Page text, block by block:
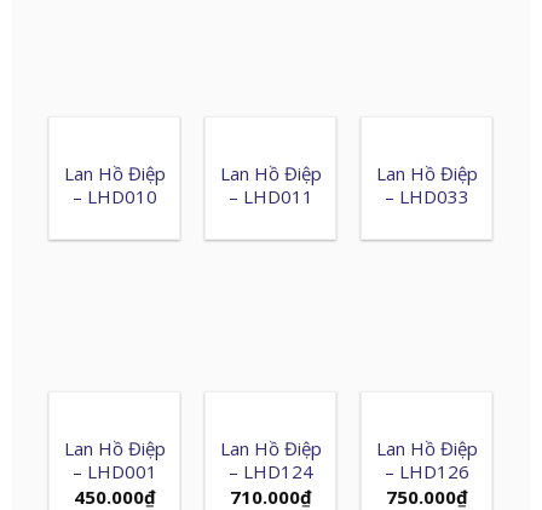
Lan Hồ Điệp
– LHD010
Lan Hồ Điệp
– LHD011
Lan Hồ Điệp
– LHD033
Lan Hồ Điệp
– LHD001
450.000₫
Lan Hồ Điệp
– LHD124
710.000₫
Lan Hồ Điệp
– LHD126
750.000₫